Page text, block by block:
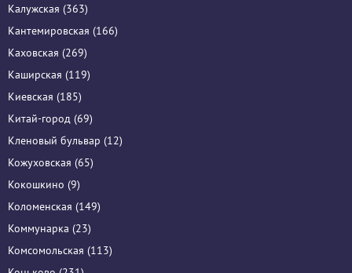
Калужская (363)
Кантемировская (166)
Каховская (269)
Каширская (119)
Киевская (185)
Китай-город (69)
Кленовый бульвар (12)
Кожуховская (65)
Кокошкино (9)
Коломенская (149)
Коммунарка (23)
Комсомольская (113)